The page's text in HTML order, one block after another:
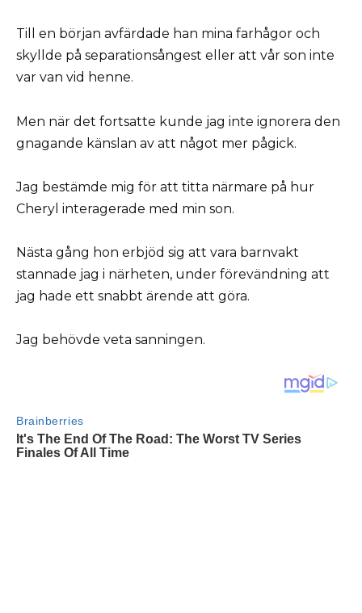
Till en början avfärdade han mina farhågor och
skyllde på separationsångest eller att vår son inte
var van vid henne.
Men när det fortsatte kunde jag inte ignorera den
gnagande känslan av att något mer pågick.
Jag bestämde mig för att titta närmare på hur
Cheryl interagerade med min son.
Nästa gång hon erbjöd sig att vara barnvakt
stannade jag i närheten, under förevändning att
jag hade ett snabbt ärende att göra.
Jag behövde veta sanningen.